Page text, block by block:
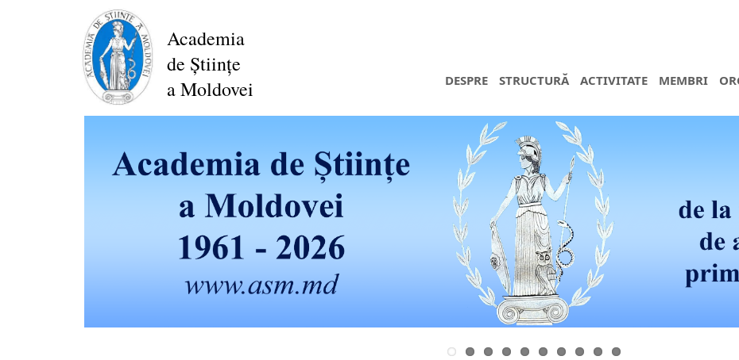
Academia
de Științe
a Moldovei
DESPRE STRUCTURĂ ACTIVITATE MEMBRI